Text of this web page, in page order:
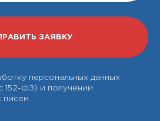
персональных данных
152-ФЗ) и получении
писем